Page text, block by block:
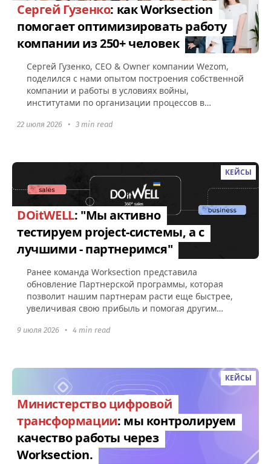
Сергей Гузенко: как Worksection
помогает оптимизировать работу
компании из 250+ человек
Сергей Гузенко, СEO & Owner компании Wezom,
поделился с нами опытом построения собственной
компании и работы в условиях войны,
институтами по организации процессов в
22 июля 2026 • 3 min read
КЕЙСЫ
DOitWELL: "Мы активно
тестируем project-системы, а с
лучшими - партнеримся"
Ранее команда Worksection представила
обновление Партнерской программы, которая
позволит нашим партнерам расти еще быстрее,
увеличивая свою прибыль и помогая другим
9 июля 2026 • 4 min read
КЕЙСЫ
Министерство цифровой
трансформации: мы контролируем
качество работы через
Worksection.